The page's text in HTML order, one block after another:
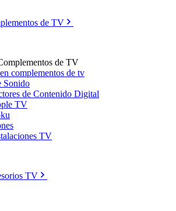
de TV
de TV
complementos de tv
Sonido
de Contenido Digital
TV
TV
TV